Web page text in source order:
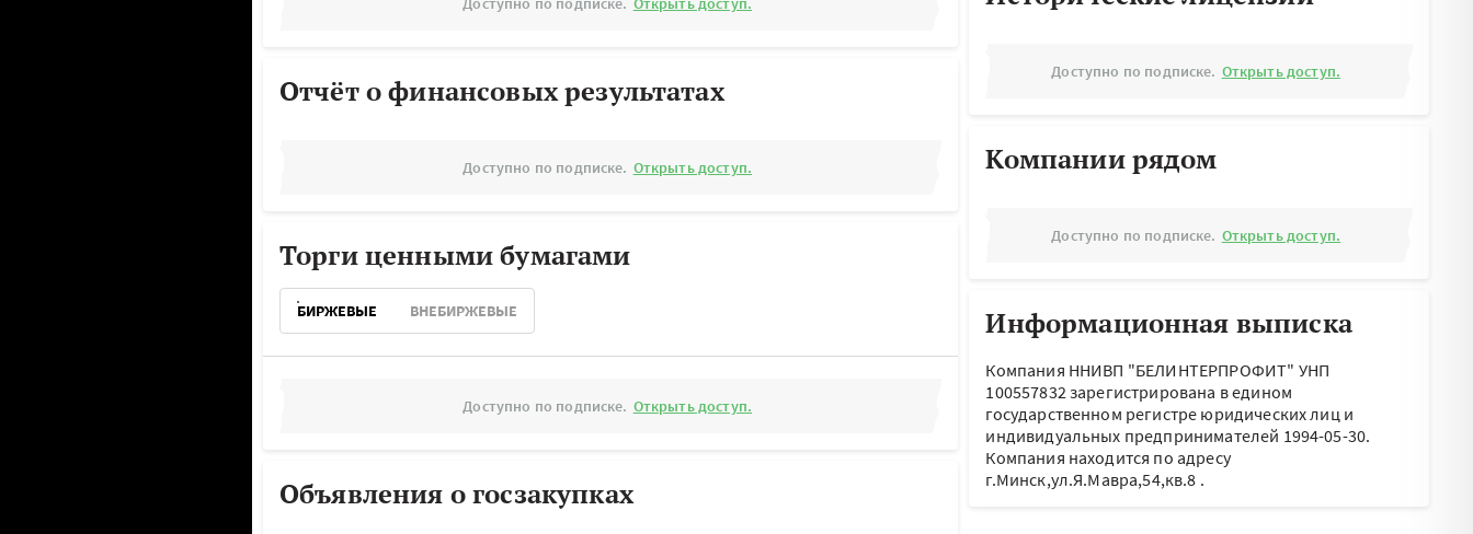
Отчёт о финансовых результатах
Доступно по подписке. Открыть доступ.
Торги ценными бумагами
БИРЖЕВЫЕ ВНЕБИРЖЕВЫЕ
Доступно по подписке. Открыть доступ.
Объявления о госзакупках
Доступно по подписке. Открыть доступ.
Компании рядом
Доступно по подписке. Открыть доступ.
Информационная выписка
Компания ННИВП "БЕЛИНТЕРПРОФИТ" УНП
100557832 зарегистрирована в едином
государственном регистре юридических лиц и
индивидуальных предпринимателей 1994-05-30.
Компания находится по адресу
г.Минск,ул.Я.Мавра,54,кв.8 .